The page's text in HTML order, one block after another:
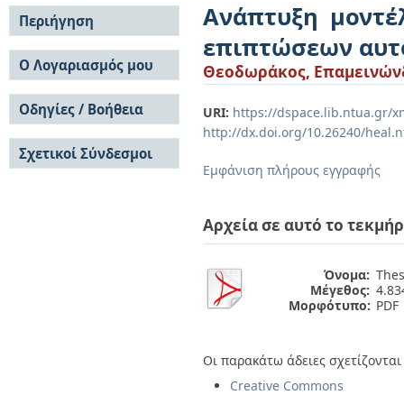
Ανάπτυξη
επιπτώσεων
Θεοδωράκος,
URI: https://dspace.lib.ntua.gr/
http://dx.doi.org/10.26240/
Εμφάνιση πλήρους εγγραφής
Αρχεία σε αυτό το
Όνομα:
Μέγεθος:
Μορφότυπο: PDF
Οι παρακάτω άδειες
Creative Commons
Περιήγηση
Σε όλο το DSpace
Κοινότητες & Συλλογές
Ανά Ημερομηνία
Έκδοσης
Συγγραφείς
Τίτλοι
Θέματα
Ο Λογαριασμός μου
Σύνδεση
Εγγραφή
Οδηγίες / Βοήθεια
Οδηγίες Υποβολής
Οδηγίες Χρήσης ΙΑ
Συχνές Ερωτήσεις
Σχετικοί Σύνδεσμοι